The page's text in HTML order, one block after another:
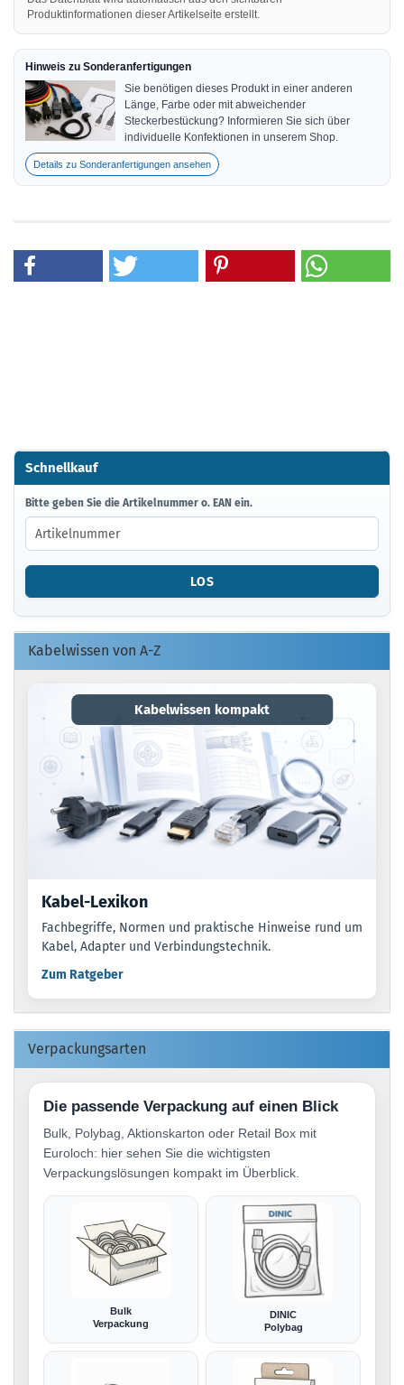
Produktinformationen dieser Artikelseite erstellt.
Hinweis zu Sonderanfertigungen
Sie benötigen dieses Produkt in einer anderen
Länge, Farbe oder mit abweichender
Steckerbestückung? Informieren Sie sich über
individuelle Konfektionen in unserem Shop.
Details zu Sonderanfertigungen ansehen
Schnellkauf
BITTE
GEBEN
SIE
DIE
ARTIKELNUMMER
EAN
EIN.
Bitte geben Sie die Artikelnummer o. EAN ein.
LOS
Kabelwissen von A-Z
Kabelwissen kompakt
Kabel-Lexikon
Fachbegriffe, Normen und praktische Hinweise rund um
Kabel, Adapter und Verbindungstechnik.
Zum Ratgeber
Verpackungsarten
Die passende Verpackung auf einen Blick
Bulk, Polybag, Aktionskarton oder Retail Box mit
Euroloch: hier sehen Sie die wichtigsten
Verpackungslösungen kompakt im Überblick.
Bulk
Verpackung
DINIC
Polybag